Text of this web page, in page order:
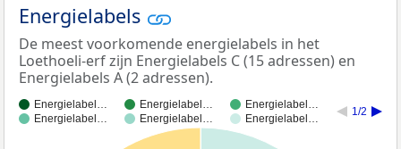
Energielabels
De meest voorkomende energielabels in het
Loethoeli-erf zijn Energielabels C (15 adressen) en
Energielabels A (2 adressen).
Energielabel… Energielabel…
Energielabel…
Energielabel…
Energielabel… Energielabel…
1/2